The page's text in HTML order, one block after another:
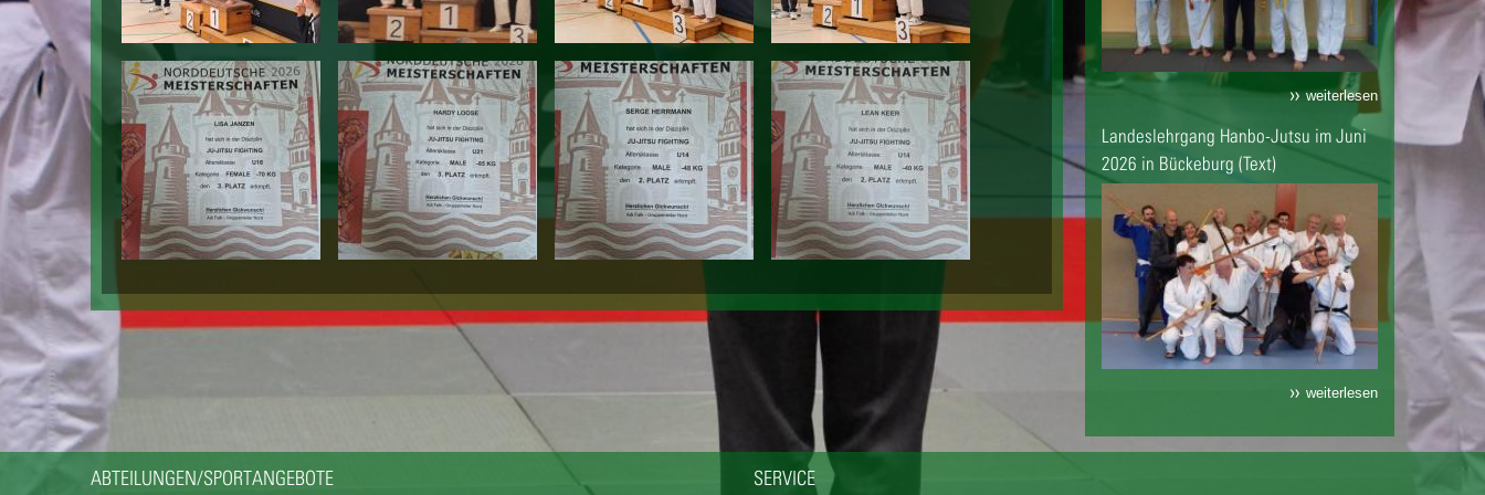
weiterlesen
Landeslehrgang Hanbo-Jutsu im Juni
2026 in Bückeburg (Text)
weiterlesen
ABTEILUNGEN/SPORTANGEBOTE SERVICE